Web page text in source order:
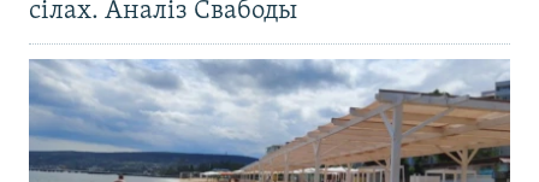
сілах. Аналіз Свабоды